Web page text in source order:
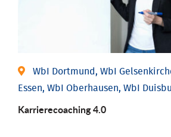
WbI Dortmund, WbI
Essen, WbI Oberhausen, WbI
Karriere­coaching 4.0